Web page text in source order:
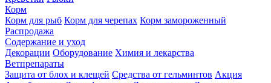
Корм
Корм для рыб Корм для черепах Корм замороженный
Распродажа
Содержание и уход
Декорации Оборудование Химия и лекарства
Ветпрепараты
Защита от блох и клещей Средства от гельминтов Акция